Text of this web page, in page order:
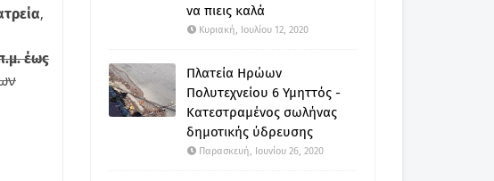
,
έως
να πιεις καλά
Κυριακή, Ιουλίου 12, 2020
Πλατεία Ηρώων
Πολυτεχνείου 6 Υμηττός -
Κατεστραμένος σωλήνας
δημοτικής ύδρευσης
Παρασκευή, Ιουνίου 26, 2020